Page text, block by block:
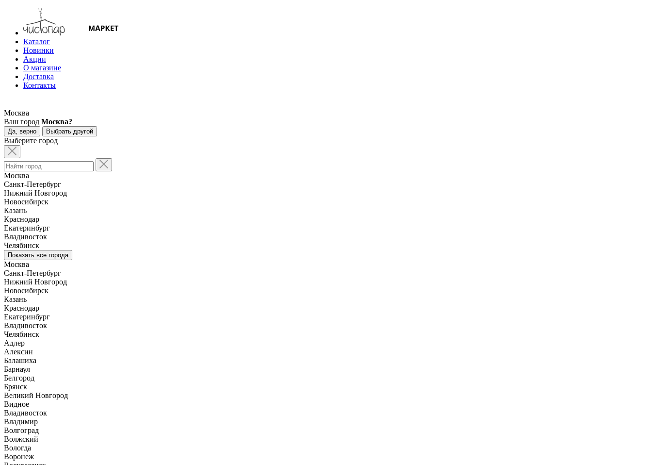
Каталог
Новинки
Акции
О магазине
Доставка
Контакты
Москва
Ваш город Москва?
Да, верно Выбрать другой
Выберите город
Москва
Санкт-Петербург
Нижний Новгород
Новосибирск
Казань
Краснодар
Екатеринбург
Владивосток
Челябинск
Показать все города
Москва
Санкт-Петербург
Нижний Новгород
Новосибирск
Казань
Краснодар
Екатеринбург
Владивосток
Челябинск
Адлер
Алексин
Балашиха
Барнаул
Белгород
Брянск
Великий Новгород
Видное
Владивосток
Владимир
Волгоград
Волжский
Вологда
Воронеж